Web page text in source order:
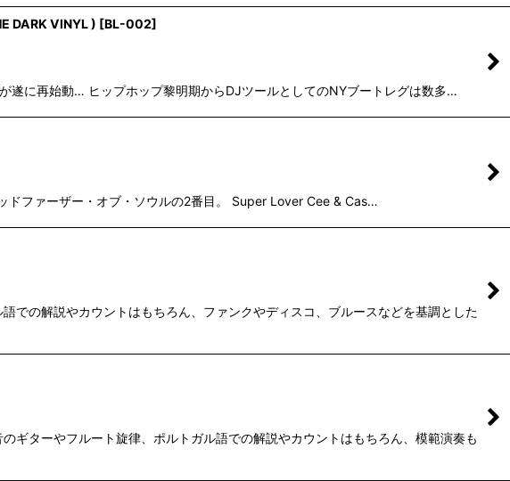
DARK VINYL ) [BL-002]
遂に再始動… ヒップホップ黎明期からDJツールとしてのNYブートレグは数多…
ドファーザー・オブ・ソウルの2番目。 Super Lover Cee & Cas…
での解説やカウントはもちろん、ファンクやディスコ、ブルースなどを基調とした
ギターやフルート旋律、ポルトガル語での解説やカウントはもちろん、模範演奏も